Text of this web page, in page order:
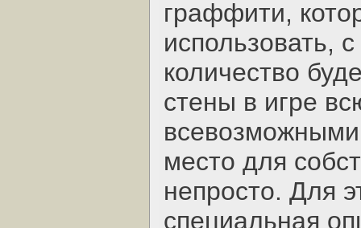
граффити,
использовать,
количество
стены в игре
место для
непросто. Для
специальная